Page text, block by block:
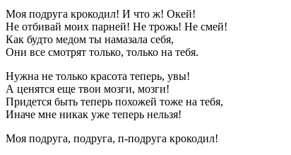
Моя подруга крокодил! И что ж! Окей!
Не отбивай моих парней! Не трожь! Не смей!
Как будто медом ты намазала себя,
Они все смотрят только, только на тебя.
Нужна не только красота теперь, увы!
А ценятся еще твои мозги, мозги!
Придется быть теперь похожей тоже на тебя,
Иначе мне никак уже теперь нельзя!
Моя подруга, подруга, п-подруга крокодил!